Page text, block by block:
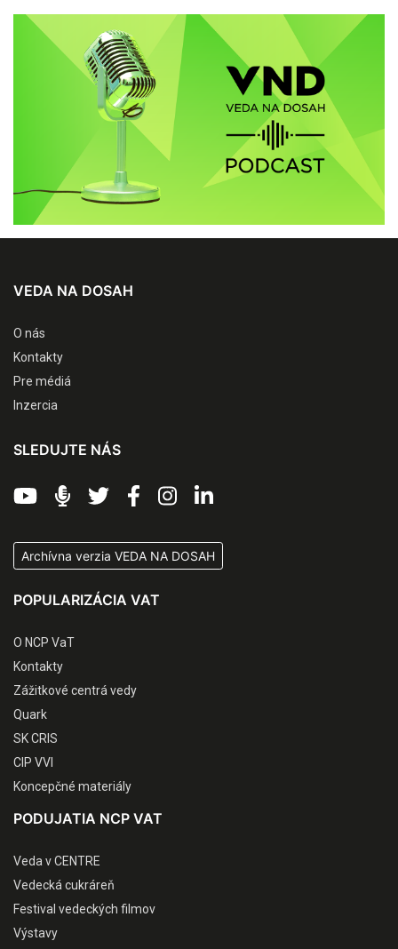
VEDA NA DOSAH
O nás
Kontakty
Pre médiá
Inzercia
SLEDUJTE NÁS
Archívna verzia VEDA NA DOSAH
POPULARIZÁCIA VAT
O NCP VaT
Kontakty
Zážitkové centrá vedy
Quark
SK CRIS
CIP VVI
Koncepčné materiály
PODUJATIA NCP VAT
Veda v CENTRE
Vedecká cukráreň
Festival vedeckých filmov
Výstavy